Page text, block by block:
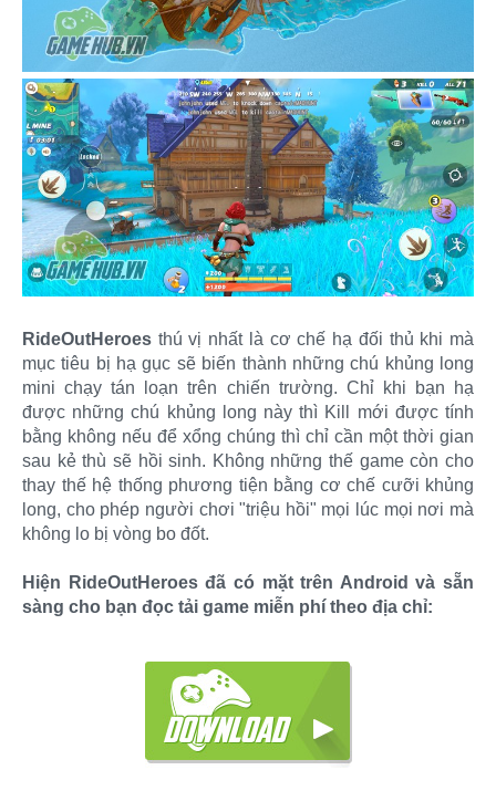
RideOutHeroes thú vị nhất là cơ chế hạ đối thủ khi mà
mục tiêu bị hạ gục sẽ biến thành những chú khủng long
mini chạy tán loạn trên chiến trường. Chỉ khi bạn hạ
được những chú khủng long này thì Kill mới được tính
bằng không nếu để xổng chúng thì chỉ cần một thời gian
sau kẻ thù sẽ hồi sinh. Không những thế game còn cho
thay thế hệ thống phương tiện bằng cơ chế cưỡi khủng
long, cho phép người chơi "triệu hồi" mọi lúc mọi nơi mà
không lo bị vòng bo đốt.
Hiện RideOutHeroes đã có mặt trên Android và sẵn
sàng cho bạn đọc tải game miễn phí theo địa chỉ: